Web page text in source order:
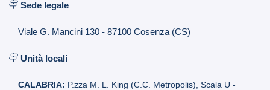
Sede legale
Viale G. Mancini 130 - 87100 Cosenza (CS)
Unità locali
CALABRIA: P.zza M. L. King (C.C. Metropolis), Scala U -